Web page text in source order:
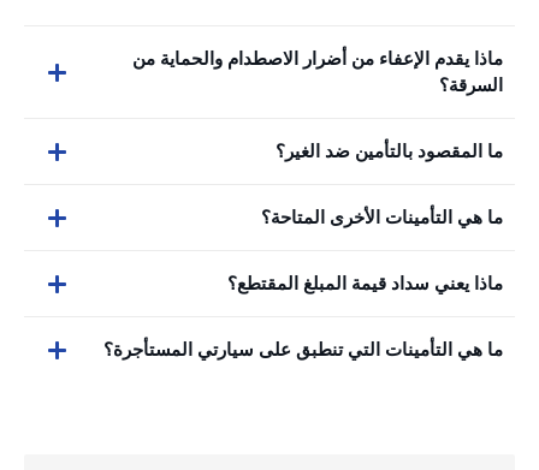
ماذا يقدم الإعفاء من أضرار الاصطدام والحماية من
السرقة؟
ما المقصود بالتأمين ضد الغير؟
ما هي التأمينات الأخرى المتاحة؟
ماذا يعني سداد قيمة المبلغ المقتطع؟
ما هي التأمينات التي تنطبق على سيارتي المستأجرة؟